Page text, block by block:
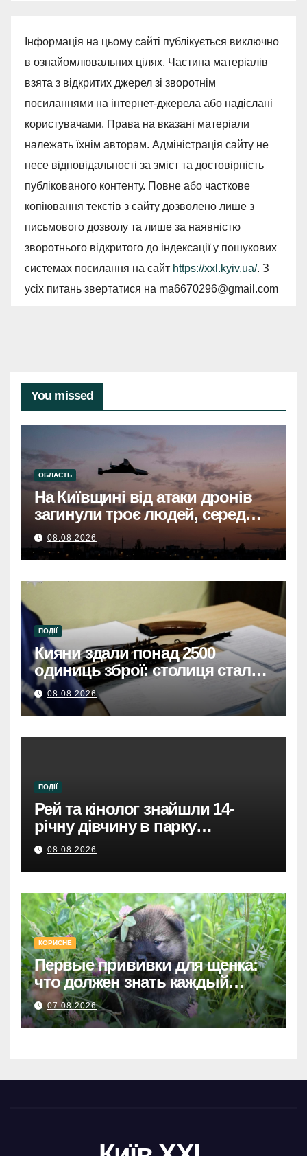
Інформація на цьому сайті публікується виключно
в ознайомлювальних цілях. Частина матеріалів
взята з відкритих джерел зі зворотнім
посиланнями на інтернет-джерела або надіслані
користувачами. Права на вказані матеріали
належать їхнім авторам. Адміністрація сайту не
несе відповідальності за зміст та достовірність
публікованого контенту. Повне або часткове
копіювання текстів з сайту дозволено лише з
письмового дозволу та лише за наявністю
зворотнього відкритого до індексації у пошукових
системах посилання на сайт https://xxl.kyiv.ua/. З
усіх питань звертатися на ma6670296@gmail.com
You missed
ОБЛАСТЬ
На Київщині від атаки дронів
загинули троє людей, серед
них дитинаНа Київщині
загинули троє, серед них
дитина, через атаку дронів
08.08.2026
ПОДІЇ
Кияни здали понад 2500
одиниць зброї: столиця стала
безпечнішою
08.08.2026
ПОДІЇ
Рей та кінолог знайшли 14-
річну дівчину в парку
Святошинського району.
08.08.2026
КОРИСНЕ
Первые прививки для щенка:
что должен знать каждый
хозяин
07.08.2026